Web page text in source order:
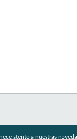
atento a nuestras